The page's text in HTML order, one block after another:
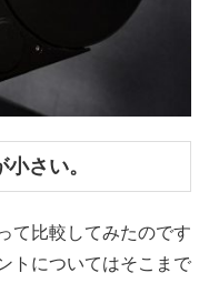
さい。
て比較してみたのです
トについてはそこまで